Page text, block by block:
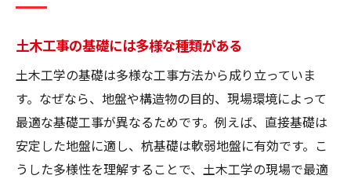
土木工事の基礎には多様な種類がある
土木工学の基礎は多様な工事方法から成り立っていま
す。なぜなら、地盤や構造物の目的、現場環境によって
最適な基礎工事が異なるためです。例えば、直接基礎は
安定した地盤に適し、杭基礎は軟弱地盤に有効です。こ
うした多様性を理解することで、土木工学の現場で最適